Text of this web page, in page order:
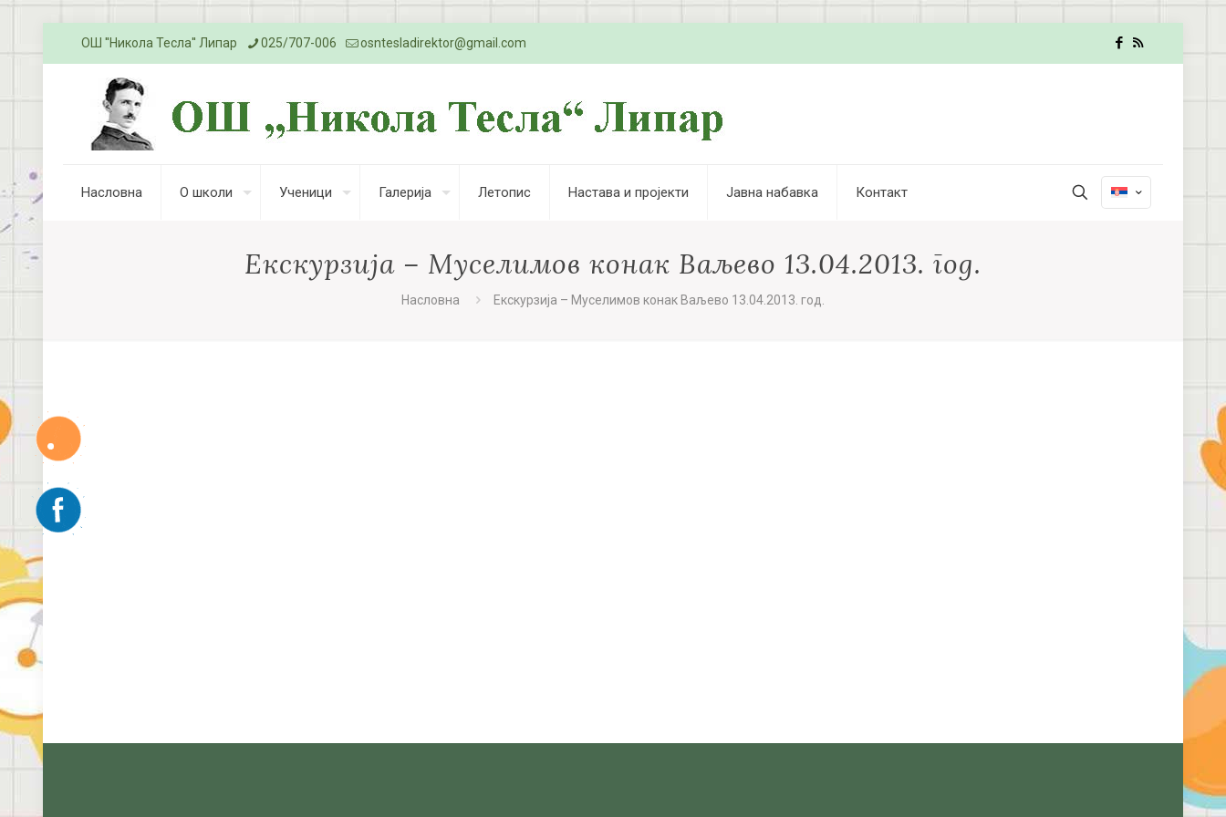
ОШ ''Никола Тесла'' Липар 025/707-006 osntesladirektor@gmail.com
Насловна О школи Ученици Галерија Летопис Настава и пројекти Јавна набавка Контакт
Екскурзија – Муселимов конак Ваљево 13.04.2013. год.
Насловна Екскурзија – Муселимов конак Ваљево 13.04.2013. год.